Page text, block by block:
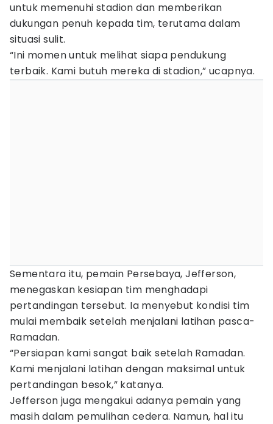
untuk memenuhi stadion dan memberikan
dukungan penuh kepada tim, terutama dalam
situasi sulit.
“Ini momen untuk melihat siapa pendukung
terbaik. Kami butuh mereka di stadion,” ucapnya.
Sementara itu, pemain Persebaya, Jefferson,
menegaskan kesiapan tim menghadapi
pertandingan tersebut. Ia menyebut kondisi tim
mulai membaik setelah menjalani latihan pasca-
Ramadan.
“Persiapan kami sangat baik setelah Ramadan.
Kami menjalani latihan dengan maksimal untuk
pertandingan besok,” katanya.
Jefferson juga mengakui adanya pemain yang
masih dalam pemulihan cedera. Namun, hal itu